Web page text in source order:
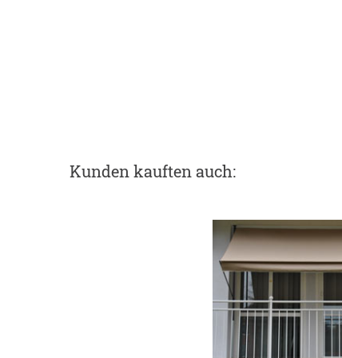
Kunden kauften auch: